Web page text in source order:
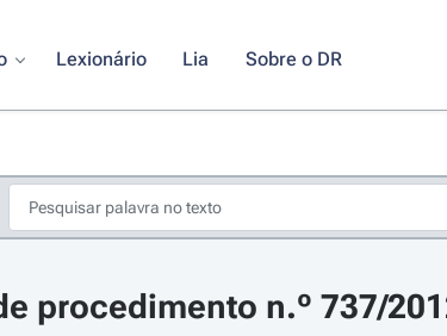
Lexionário Lia Sobre o DR
procedimento n.º 737/